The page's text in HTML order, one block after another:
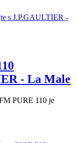
- La Male
PURE 110 je